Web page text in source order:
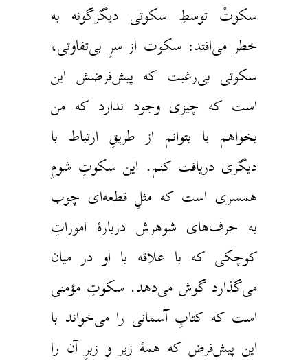
توسطِ سکوتی دیگرگونه به
می‌افتد: سکوت از سرِ بی‌تفاوتی،
بی‌رغبت که پیش‌فرضش این
که چیزی وجود ندارد که من
یا بتوانم از طریقِ ارتباط با
دریافت کنم. این سکوتِ‌ شومِ
است که مثلِ قطعه‌ای چوب
حرف‌های شوهرش دربارهٔ اموراتِ
که با علاقه با او در میان
گوش می‌دهد. سکوتِ مؤمنی
که کتابِ آسمانی را می‌خواند با
پیش‌فرض که همهٔ زیر و زبرِ آن ‌را